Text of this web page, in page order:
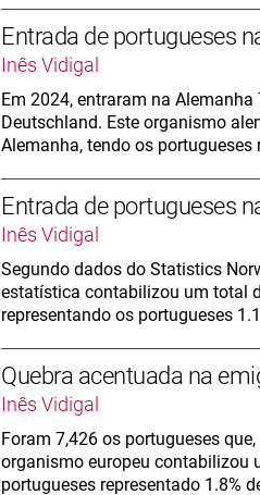
Entrada de portugueses
Inês Vidigal
Em 2024, entraram na
Deutschland. Este organismo
Alemanha, tendo os portugueses
Entrada de portugueses
Inês Vidigal
Segundo dados do Statistics
estatística contabilizou um total
representando os portugueses
Quebra acentuada na
Inês Vidigal
Foram 7,426 os portugueses
organismo europeu contabilizou
portugueses representado 1.8%